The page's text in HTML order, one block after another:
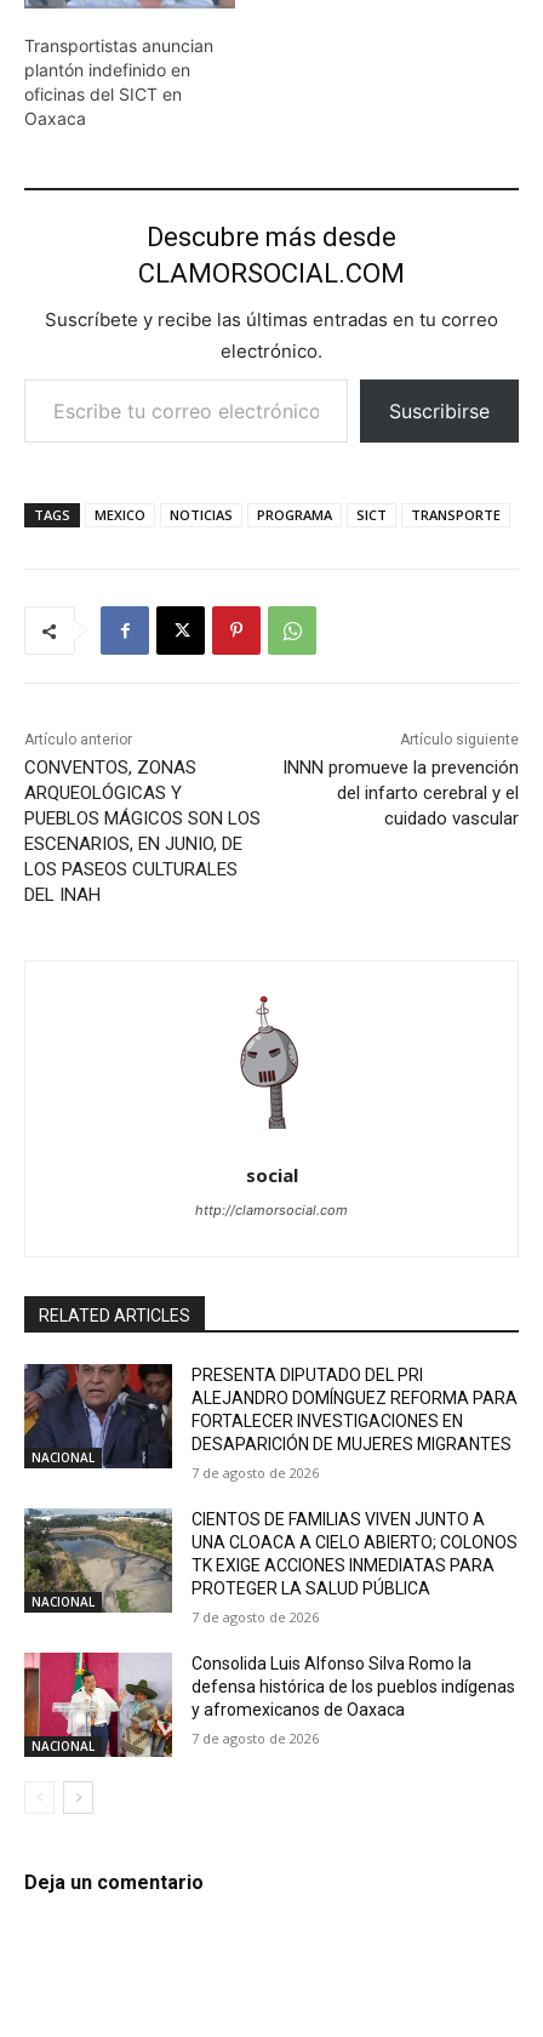
Transportistas anuncian
plantón indefinido en
oficinas del SICT en
Oaxaca
Descubre más desde
CLAMORSOCIAL.COM
Suscríbete y recibe las últimas entradas en tu correo
electrónico.
Escribe tu correo electrónico…
Suscribirse
TAGS MEXICO NOTICIAS PROGRAMA SICT TRANSPORTE
Artículo anterior
CONVENTOS, ZONAS
ARQUEOLÓGICAS Y
PUEBLOS MÁGICOS SON LOS
ESCENARIOS, EN JUNIO, DE
LOS PASEOS CULTURALES
DEL INAH
Artículo siguiente
INNN promueve la prevención
del infarto cerebral y el
cuidado vascular
social
http://clamorsocial.com
RELATED ARTICLES
NACIONAL
PRESENTA DIPUTADO DEL PRI
ALEJANDRO DOMÍNGUEZ REFORMA PARA
FORTALECER INVESTIGACIONES EN
DESAPARICIÓN DE MUJERES MIGRANTES
7 de agosto de 2026
NACIONAL
CIENTOS DE FAMILIAS VIVEN JUNTO A
UNA CLOACA A CIELO ABIERTO; COLONOS
TK EXIGE ACCIONES INMEDIATAS PARA
PROTEGER LA SALUD PÚBLICA
7 de agosto de 2026
NACIONAL
Consolida Luis Alfonso Silva Romo la
defensa histórica de los pueblos indígenas
y afromexicanos de Oaxaca
7 de agosto de 2026
Deja un comentario